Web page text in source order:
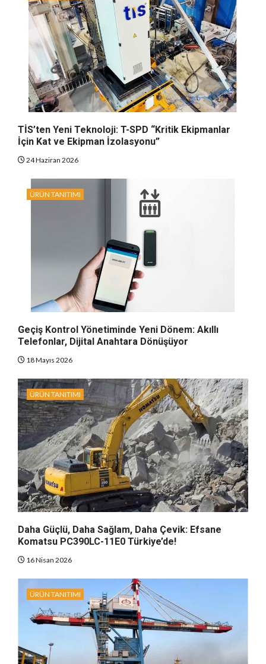
TİS’ten Yeni Teknoloji: T-SPD “Kritik Ekipmanlar
İçin Kat ve Ekipman İzolasyonu”
24 Haziran 2026
ÜRÜN TANITIMI
Geçiş Kontrol Yönetiminde Yeni Dönem: Akıllı
Telefonlar, Dijital Anahtara Dönüşüyor
18 Mayıs 2026
ÜRÜN TANITIMI
Daha Güçlü, Daha Sağlam, Daha Çevik: Efsane
Komatsu PC390LC-11E0 Türkiye’de!
16 Nisan 2026
ÜRÜN TANITIMI